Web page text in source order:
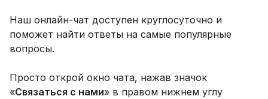
Наш онлайн-чат доступен круглосуточно и
поможет найти ответы на самые популярные
вопросы.
Просто открой окно чата, нажав значок
«Связаться с нами» в правом нижнем углу